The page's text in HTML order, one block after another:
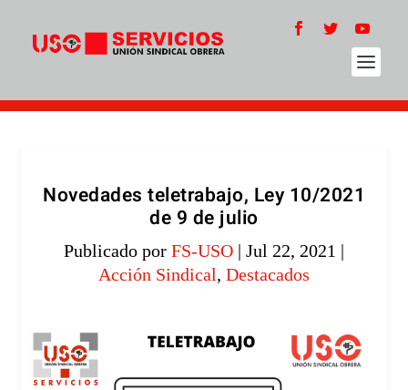
Novedades teletrabajo, Ley 10/2021
de 9 de julio
Publicado por FS-USO | Jul 22, 2021 |
Acción Sindical, Destacados